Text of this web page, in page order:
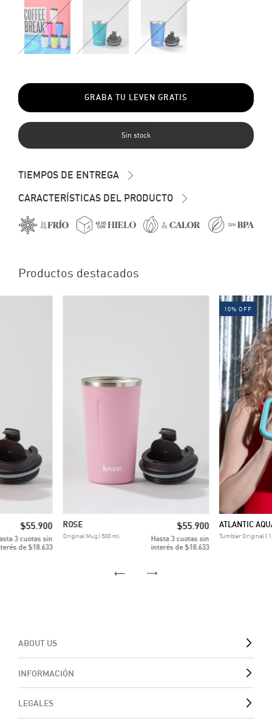
GRABA TU LEVEN GRATIS
TIEMPOS DE ENTREGA
CARACTERÍSTICAS DEL PRODUCTO
Productos destacados
$55.900
3 cuotas sin
de$18.633
ROSE
Original Mug | 500 ml
$55.900
3 cuotas sin
interés de$18.633
10%OFF
ATLANTIC
Tumbler Original |
ABOUT US
INFORMACIÓN
LEGALES